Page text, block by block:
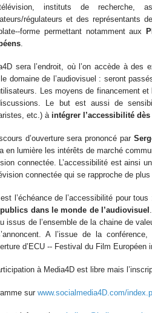
instituts de recherche,
régulateurs et des représentants
­‐forme permettant notamment aux
.
sera l’endroit, où l’on accède à des
domaine de l’audiovisuel : seront
Les moyens de financement
Le but est aussi de
etc.) à intégrer l’accessibilité
d’ouverture sera prononcé par
en lumière les intérêts de marché
connectée. L’accessibilité est ainsi
connectée qui se rapproche de
l’échéance de l’accessibilité pour tous
dans le monde de l’audiovisuel
issus de l’ensemble de la chaine de
A l’issue de la
d’ECU -­‐ Festival du Film Européen
à Media4D est libre mais
sur www.socialmedia4D.com/